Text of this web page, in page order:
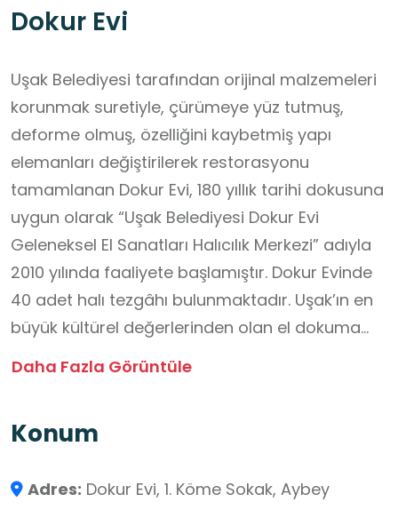
Dokur Evi
Uşak Belediyesi tarafından orijinal malzemeleri
korunmak suretiyle, çürümeye yüz tutmuş,
deforme olmuş, özelliğini kaybetmiş yapı
elemanları değiştirilerek restorasyonu
tamamlanan Dokur Evi, 180 yıllık tarihi dokusuna
uygun olarak “Uşak Belediyesi Dokur Evi
Geleneksel El Sanatları Halıcılık Merkezi” adıyla
2010 yılında faaliyete başlamıştır. Dokur Evinde
40 adet halı tezgâhı bulunmaktadır. Uşak’ın en
büyük kültürel değerlerinden olan el dokuma
halıcılığın yaşatılmaya çalışıldığı Dokur Evi'nde,
gerekse yurt dışında satılmasıyla kentimizin
büyük sorunlarından biri olan kadın istihdamına
Daha Fazla Görüntüle
Konum
Adres: Dokur Evi, 1. Köme Sokak, Aybey